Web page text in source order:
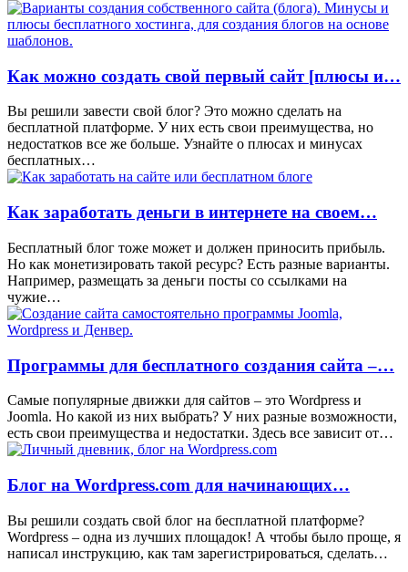
Как можно создать свой первый сайт [плюсы и…
Вы решили завести свой блог? Это можно сделать на
бесплатной платформе. У них есть свои преимущества, но
недостатков все же больше. Узнайте о плюсах и минусах
бесплатных…
Как заработать деньги в интернете на своем…
Бесплатный блог тоже может и должен приносить прибыль.
Но как монетизировать такой ресурс? Есть разные варианты.
Например, размещать за деньги посты со ссылками на
чужие…
Программы для бесплатного создания сайта –…
Самые популярные движки для сайтов – это Wordpress и
Joomla. Но какой из них выбрать? У них разные возможности,
есть свои преимущества и недостатки. Здесь все зависит от…
Блог на Wordpress.com для начинающих…
Вы решили создать свой блог на бесплатной платформе?
Wordpress – одна из лучших площадок! А чтобы было проще, я
написал инструкцию, как там зарегистрироваться, сделать…